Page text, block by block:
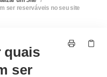
ser reserváveis no seu site
quais
ser